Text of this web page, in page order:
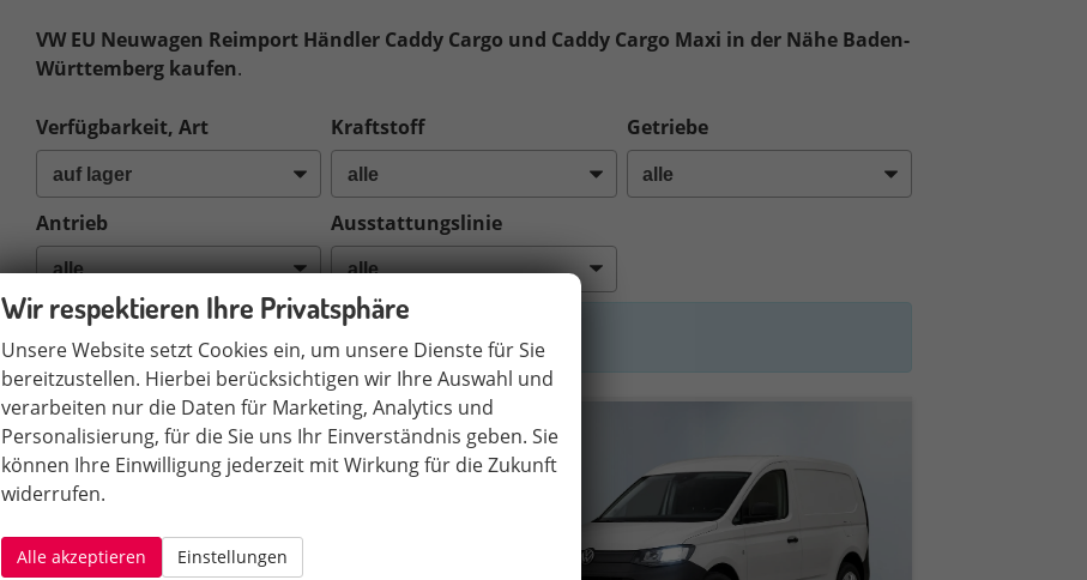
VW EU Neuwagen Reimport Händler Caddy Cargo und Caddy Cargo Maxi in der Nähe Baden-
Württemberg kaufen.
Verfügbarkeit, Art Kraftstoff Getriebe
Antrieb Ausstattungslinie
In Ihrer aktuellen Filterung befinden sich2 Fahrzeuge:
Wir respektieren Ihre Privatsphäre
Unsere Website setzt Cookies ein, um unsere Dienste für Sie
bereitzustellen. Hierbei berücksichtigen wir Ihre Auswahl und
verarbeiten nur die Daten für Marketing, Analytics und
Personalisierung, für die Sie uns Ihr Einverständnis geben. Sie
können Ihre Einwilligung jederzeit mit Wirkung für die Zukunft
widerrufen.
Alle akzeptieren Einstellungen